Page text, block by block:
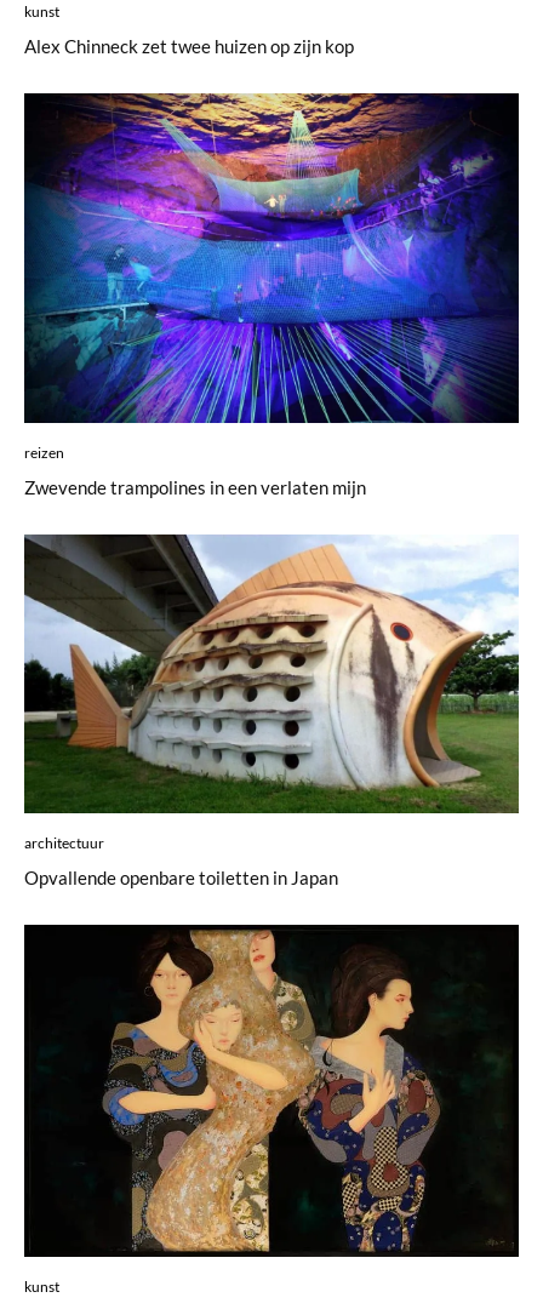
kunst
Alex Chinneck zet twee huizen op zijn kop
reizen
Zwevende trampolines in een verlaten mijn
architectuur
Opvallende openbare toiletten in Japan
kunst